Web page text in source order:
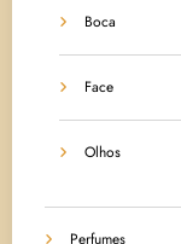
Boca
Face
Olhos
Perfumes